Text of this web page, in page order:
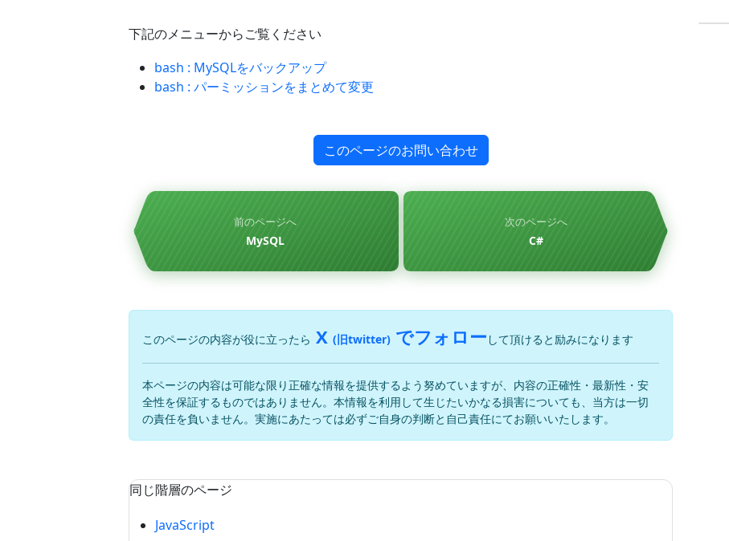
下記のメニューからご覧ください
bash : MySQLをバックアップ
bash : パーミッションをまとめて変更
このページのお問い合わせ
前のページへ
MySQL
次のページへ
C#
このページの内容が役に立ったら X (旧twitter) でフォロー して頂けると励みになります
本ページの内容は可能な限り正確な情報を提供するよう努めていますが、内容の正確性・最新性・安
全性を保証するものではありません。本情報を利用して生じたいかなる損害についても、当方は一切
の責任を負いません。実施にあたっては必ずご自身の判断と自己責任にてお願いいたします。
同じ階層のページ
JavaScript